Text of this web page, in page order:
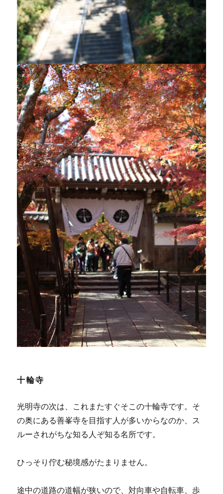
十輪寺
光明寺の次は、これまたすぐそこの十輪寺です。そ
の奥にある善峯寺を目指す人が多いからなのか、ス
ルーされがちな知る人ぞ知る名所です。
ひっそり佇む秘境感がたまりません。
途中の道路の道幅が狭いので、対向車や自転車、歩